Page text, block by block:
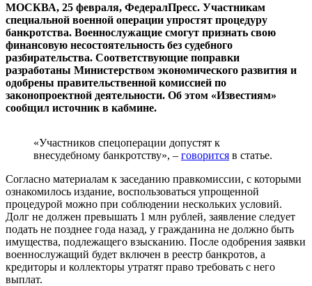
МОСКВА, 25 февраля, ФедералПресс. Участникам
специальной военной операции упростят процедуру
банкротства. Военнослужащие смогут признать свою
финансовую несостоятельность без судебного
разбирательства. Соответствующие поправки
разработаны Министерством экономического развития и
одобрены правительственной комиссией по
законопроектной деятельности. Об этом «Известиям»
сообщил источник в кабмине.
«Участников спецоперации допустят к
внесудебному банкротству», – говорится в статье.
Согласно материалам к заседанию правкомиссии, с которыми
ознакомилось издание, воспользоваться упрощенной
процедурой можно при соблюдении нескольких условий.
Долг не должен превышать 1 млн рублей, заявление следует
подать не позднее года назад, у гражданина не должно быть
имущества, подлежащего взысканию. После одобрения заявки
военнослужащий будет включен в реестр банкротов, а
кредиторы и коллекторы утратят право требовать с него
выплат.